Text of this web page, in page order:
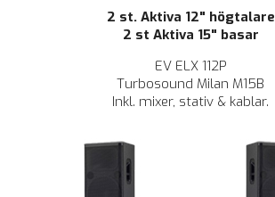
2 st. Aktiva 12" högtalare
2 st Aktiva 15" basar
EV ELX 112P
Turbosound Milan M15B
Inkl. mixer, stativ & kablar.